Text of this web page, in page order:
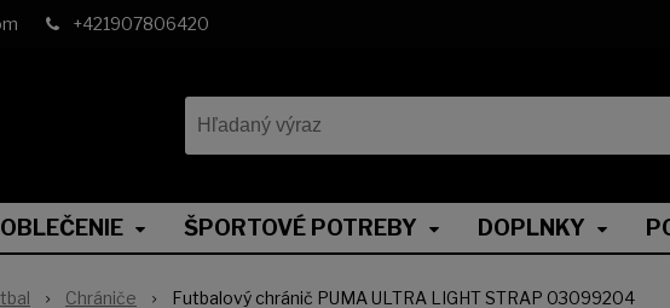
+421907806420
OBLEČENIE ŠPORTOVÉ POTREBY DOPLNKY
Chrániče Futbalový chránič PUMA ULTRA LIGHT STRAP 03099204